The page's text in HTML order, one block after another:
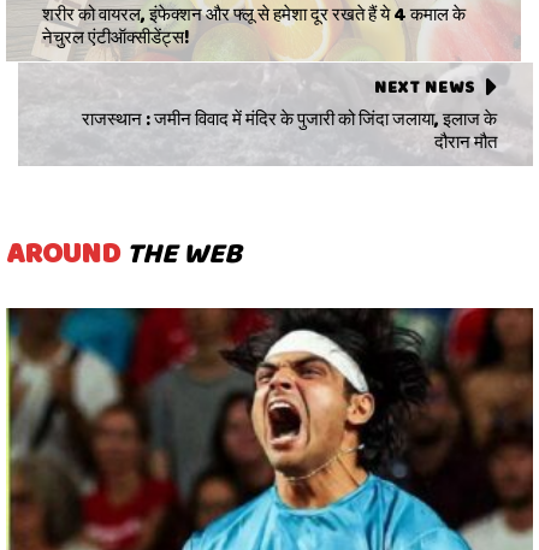
शरीर को वायरल, इंफेक्शन और फ्लू से हमेशा दूर रखते हैं ये 4 कमाल के
नेचुरल एंटीऑक्सीडेंट्स!
NEXT NEWS
राजस्थान : जमीन विवाद में मंदिर के पुजारी को जिंदा जलाया, इलाज के
दौरान मौत
AROUND THE WEB